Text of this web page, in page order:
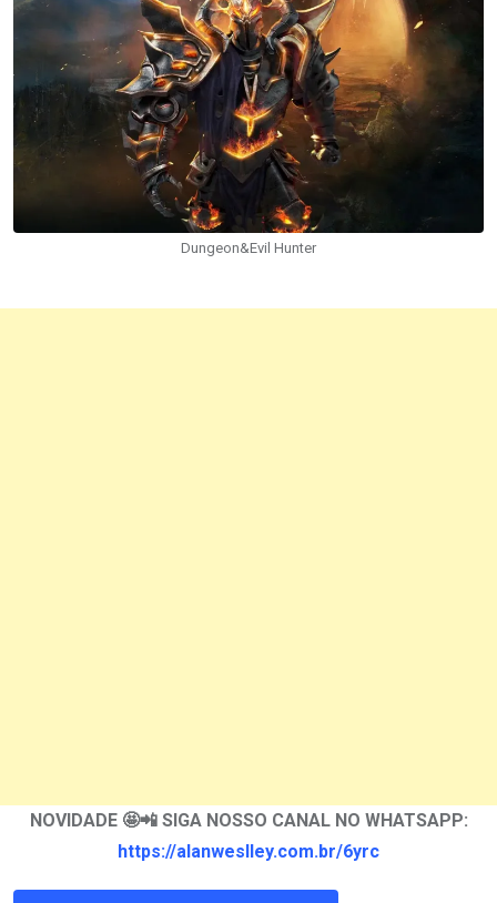
Dungeon&Evil Hunter
NOVIDADE 🤩📲 SIGA NOSSO CANAL NO WHATSAPP:
https://alanweslley.com.br/6yrc